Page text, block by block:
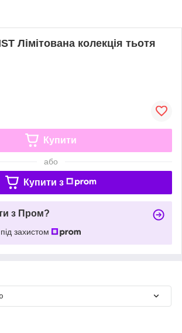
Лімітована колекція тьотя
Купити
або
Купити з
з Пром?
захистом